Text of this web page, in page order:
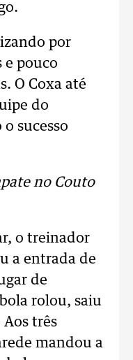
por
e pouco
O Coxa até
do
sucesso
no Couto
o treinador
a entrada de
de
rolou, saiu
três
mandou a